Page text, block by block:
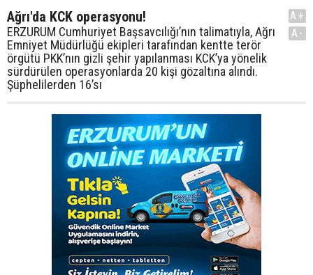
Ağrı'da KCK operasyonu!
ERZURUM Cumhuriyet Başsavcılığı’nın talimatıyla, Ağrı
Emniyet Müdürlüğü ekipleri tarafından kentte terör
örgütü PKK’nın gizli şehir yapılanması KCK’ya yönelik
sürdürülen operasyonlarda 20 kişi gözaltına alındı.
Şüphelilerden 16’sı
A+
A-